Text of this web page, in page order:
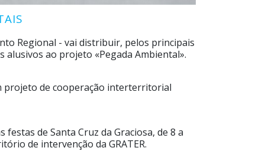
Regional - vai distribuir, pelos principais
alusivos ao projeto «Pegada Ambiental».
projeto de cooperação interterritorial
de Santa Cruz da Graciosa, de 8 a
de intervenção da GRATER.